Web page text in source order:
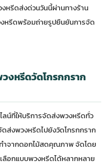
หรีดส่งด่วนวันนี้ผ่านทางร้าน
หรีดพร้อมถ่ายรูปยืนยันการจัด
วงหรีดวัดโกรกกราก
ลน์ที่ให้บริการจัดส่งพวงหรีดทั่ว
ส่งพวงหรีดไปยังวัดโกรกกราก
ำจากดอกไม้สดคุณภาพ จัดโดย
อกแบบพวงหรีดได้หลากหลาย